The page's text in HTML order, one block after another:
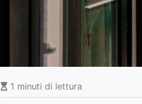
1 minuti di lettura